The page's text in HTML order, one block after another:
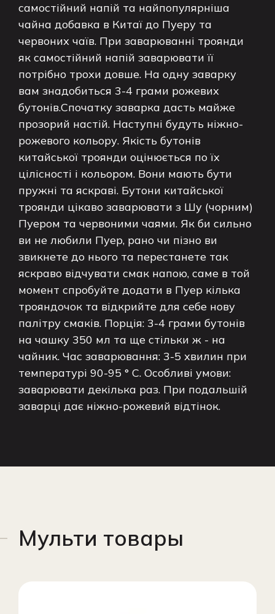
самостійний напій та найпопулярніша
чайна добавка в Китаї до Пуеру та
червоних чаїв. При заварюванні троянди
як самостійний напій заварювати її
потрібно трохи довше. На одну заварку
вам знадобиться 3-4 грами рожевих
бутонів.Спочатку заварка дасть майже
прозорий настій. Наступні будуть ніжно-
рожевого кольору. Якість бутонів
китайської троянди оцінюється по їх
цілісності і кольором. Вони мають бути
пружні та яскраві. Бутони китайської
троянди цікаво заварювати з Шу (чорним)
Пуером та червоними чаями. Як би сильно
ви не любили Пуер, рано чи пізно ви
звикнете до нього та перестанете так
яскраво відчувати смак напою, саме в той
момент спробуйте додати в Пуер кілька
трояндочок та відкрийте для себе нову
палітру смаків. Порція: 3-4 грами бутонів
на чашку 350 мл та ще стільки ж - на
чайник. Час заварювання: 3-5 хвилин при
температурі 90-95 ° C. Особливі умови:
заварювати декілька раз. При подальшій
заварці дає ніжно-рожевий відтінок.
Мульти товары